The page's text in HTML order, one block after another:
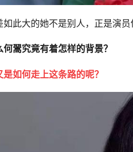
如此大的她不是别人，正是演
何翯究竟有着怎样的背景？
是如何走上这条路的呢？